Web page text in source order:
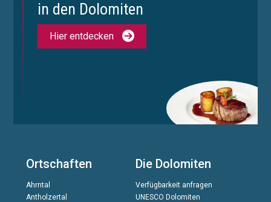
in den Dolomiten
Hier entdecken
Ortschaften
Ahrntal
Antholzertal
Die Dolomiten
Verfügbarkeit anfragen
UNESCO Dolomiten